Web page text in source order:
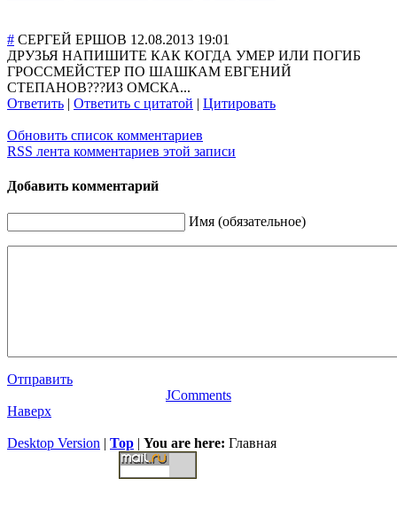
# СЕРГЕЙ ЕРШОВ 12.08.2013 19:01
ДРУЗЬЯ НАПИШИТЕ КАК КОГДА УМЕР ИЛИ ПОГИБ
ГРОССМЕЙСТЕР ПО ШАШКАМ ЕВГЕНИЙ
СТЕПАНОВ???ИЗ ОМСКА...
Ответить | Ответить с цитатой | Цитировать
Обновить список комментариев
RSS лента комментариев этой записи
Добавить комментарий
Имя (обязательное)
Отправить
JComments
Наверх
Desktop Version | Top | You are here: Главная